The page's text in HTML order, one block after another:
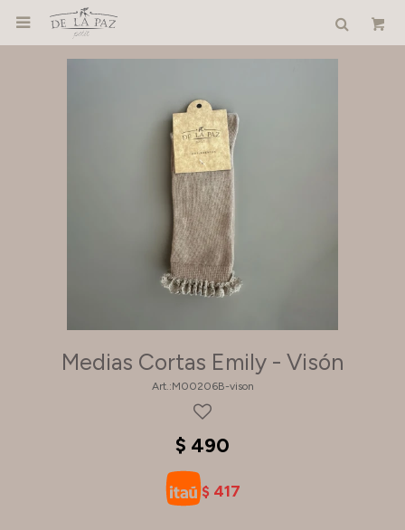

Medias Cortas Emily - Visón
M00206B-vison
$ 490
$ 417